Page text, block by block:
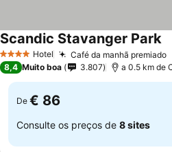
4 EstrelasHotel Café da manhã premiado
Scandic Stavanger Park
8,4 Muito boa 3.807 a 0.5 km de
De € 86
Consulte os preços de 8 sites